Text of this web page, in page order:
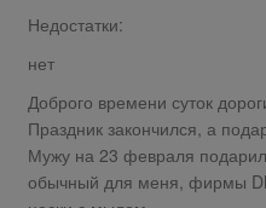
Недостатки:
нет
Доброго времени суток
Праздник закончился, а
Мужу на 23 февраля
обычный для меня, фирмы